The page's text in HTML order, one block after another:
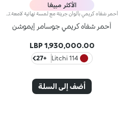
الأكثر مبيعًا
أحمر شفاه كريمي جوسامر إيموشن
1,930,000.00 LBP
114 Litchi
+27
أضف إلى السلة